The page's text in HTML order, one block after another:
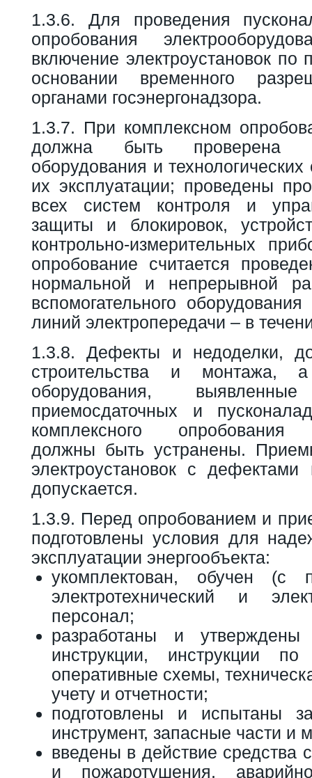
1.3.6. Для проведения
опробования
включение электроустановок по
основании временного
органами госэнергонадзора.
1.3.7. При комплексном
должна быть проверена
оборудования и
их эксплуатации; проведены
всех систем контроля и
защиты и блокировок,
контрольно-измерительных
опробование считается
нормальной и непрерывной
вспомогательного
линий электропередачи – в
1.3.8. Дефекты и недоделки,
строительства и монтажа,
оборудования,
приемосдаточных и
комплексного опробования
должны быть устранены.
электроустановок с
допускается.
1.3.9. Перед опробованием и
подготовлены условия для
эксплуатации энергообъекта:
укомплектован, обучен (с
электротехнический и
персонал;
разработаны и утверждены
инструкции, инструкции
оперативные схемы,
учету и отчетности;
подготовлены и испытаны
инструмент, запасные части и
введены в действие средства
и пожаротушения,